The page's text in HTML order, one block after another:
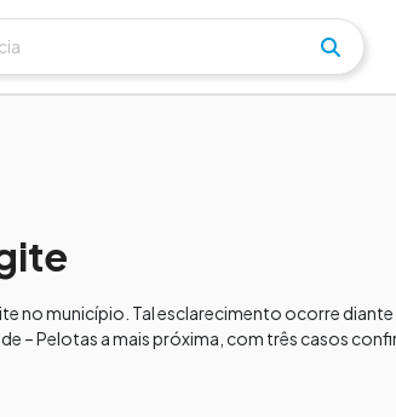
no município. Tal esclarecimento ocorre
– Pelotas a mais próxima, com três casos